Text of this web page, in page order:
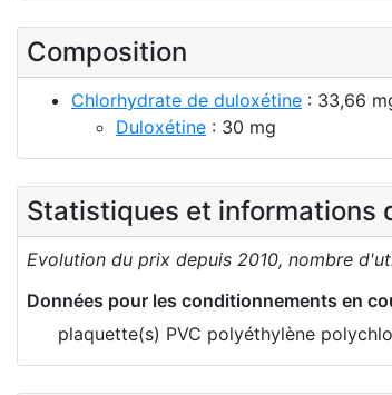
Composition
Chlorhydrate de duloxétine : 33,66
Duloxétine : 30 mg
Statistiques et informations
Evolution du prix depuis 2010, nombre
Données pour les conditionnements en
plaquette(s) PVC polyéthylène